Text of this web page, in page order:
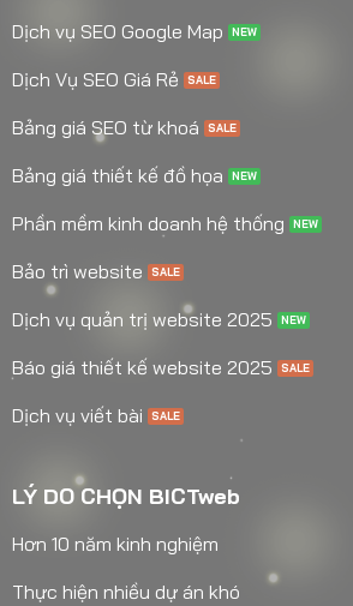
Dịch vụ SEO Google Map
Dịch Vụ SEO Giá Rẻ
Bảng giá SEO từ khoá
Bảng giá thiết kế đồ họa
Phần mềm kinh doanh hệ thống
Bảo trì website
Dịch vụ quản trị website 2025
Báo giá thiết kế website 2025
Dịch vụ viết bài
LÝ DO CHỌN BICTweb
Hơn 10 năm kinh nghiệm
Thực hiện nhiều dự án khó